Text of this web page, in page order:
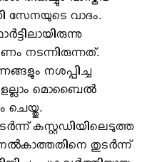
സേനയുടെ വാദം.
നടന്നിരുന്നത്.
നശപ്പിച്ച
മൊബൈൽ
ചെയ്തു.
കസ്റ്റഡിയിലെടുത്ത
തുടർന്ന്